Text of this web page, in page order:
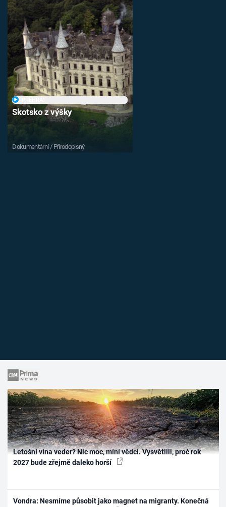
Skotsko z výšky
Dokumentární / Přírodopisný
Letošní vlna veder? Nic moc, míní vědci. Vysvětlili, proč rok
2027 bude zřejmě daleko horší
Vondra: Nesmíme působit jako magnet na migranty. Konečná